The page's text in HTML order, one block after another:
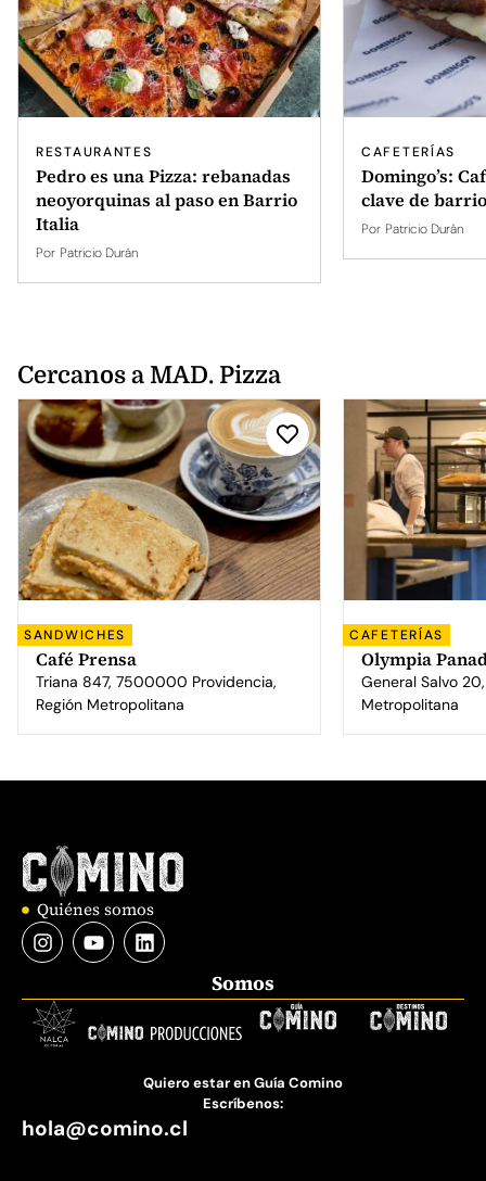
RESTAURANTES
Pedro es una Pizza: rebanadas
neoyorquinas al paso en Barrio
Italia
Por Patricio Durán
CAFETERÍAS
Domingo’s:
clave de
Por Patricio Durán
Cercanos a MAD. Pizza
SANDWICHES
Café Prensa
Triana 847, 7500000 Providencia,
Región Metropolitana
CAFETERÍAS
Olympia
General Salvo
Metropolitana
Quiénes somos
Somos
Quiero estar en Guía Comino
Escríbenos:
hola@comino.cl